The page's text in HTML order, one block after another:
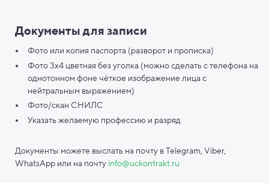
Документы для записи
Фото или копия паспорта (разворот и прописка)
Фото 3х4 цветная без уголка (можно сделать с телефона на
однотонном фоне чёткое изображение лица с
нейтральным выражением)
Фото/скан СНИЛС
Указать желаемую профессию и разряд
Документы можете выслать на почту в Telegram, Viber,
WhatsApp или на почту info@uckontrakt.ru